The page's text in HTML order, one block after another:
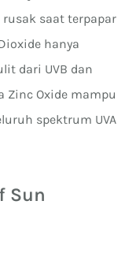
saat terpapar
hanya
dari UVB dan
Zinc Oxide mampu
spektrum UVA
Sun